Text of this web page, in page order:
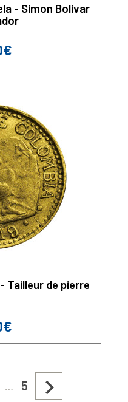
- Simon Bolivar
Tailleur de pierre
… 5 